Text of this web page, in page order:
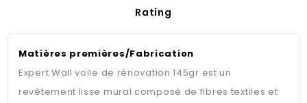
Rating
Matières premières/Fabrication
Expert Wall voile de rénovation 145gr est un
revêtement lisse mural composé de fibres textiles et